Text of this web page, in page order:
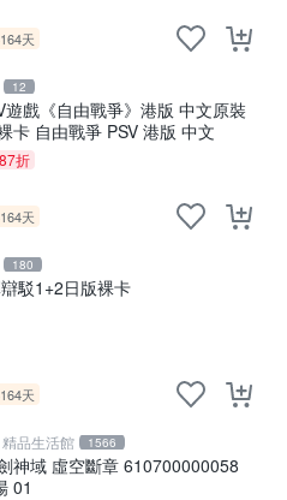
天
12
遊戲《自由戰爭》港版 中文原裝
卡 自由戰爭 PSV 港版 中文
87折
天
180
駁1+2日版裸卡
天
品生活館 1566
神域 虛空斷章 610700000058
01